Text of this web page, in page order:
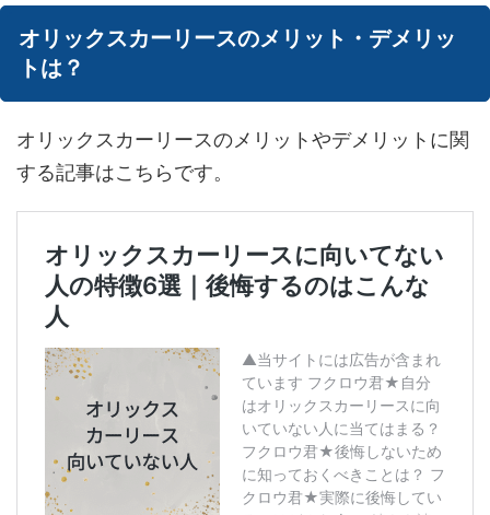
オリックスカーリースのメリット・デメリッ
トは？
オリックスカーリースのメリットやデメリットに関
する記事はこちらです。